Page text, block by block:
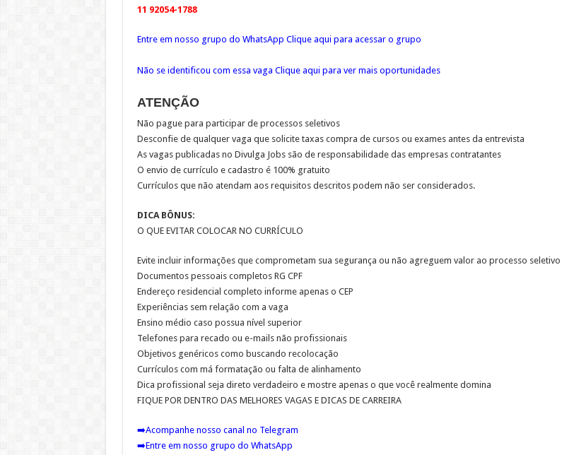
11 92054-1788
Entre em nosso grupo do WhatsApp Clique aqui para acessar o grupo
Não se identificou com essa vaga Clique aqui para ver mais oportunidades
ATENÇÃO
Não pague para participar de processos seletivos
Desconfie de qualquer vaga que solicite taxas compra de cursos ou exames antes da entrevista
As vagas publicadas no Divulga Jobs são de responsabilidade das empresas contratantes
O envio de currículo e cadastro é 100% gratuito
Currículos que não atendam aos requisitos descritos podem não ser considerados.
DICA BÔNUS:
O QUE EVITAR COLOCAR NO CURRÍCULO
Evite incluir informações que comprometam sua segurança ou não agreguem valor ao processo seletivo
Documentos pessoais completos RG CPF
Endereço residencial completo informe apenas o CEP
Experiências sem relação com a vaga
Ensino médio caso possua nível superior
Telefones para recado ou e-mails não profissionais
Objetivos genéricos como buscando recolocação
Currículos com má formatação ou falta de alinhamento
Dica profissional seja direto verdadeiro e mostre apenas o que você realmente domina
FIQUE POR DENTRO DAS MELHORES VAGAS E DICAS DE CARREIRA
➡️Acompanhe nosso canal no Telegram
➡️Entre em nosso grupo do WhatsApp